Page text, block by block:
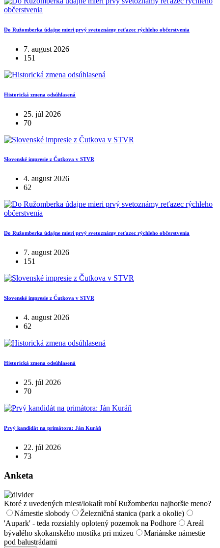
Do Ružomberka údajne mieri prvý svetoznámy reťazec rýchleho občerstvenia
7. august 2026
151
Historická zmena odsúhlasená
25. júl 2026
70
Slovenské impresie z Čutkova v STVR
4. august 2026
62
Do Ružomberka údajne mieri prvý svetoznámy reťazec rýchleho občerstvenia
7. august 2026
151
Slovenské impresie z Čutkova v STVR
4. august 2026
62
Historická zmena odsúhlasená
25. júl 2026
70
Prvý kandidát na primátora: Ján Kuráň
22. júl 2026
73
Anketa
Ktoré z uvedených miest/lokalít robí Ružomberku najhoršie meno?
Námestie slobody
Železničná stanica (park a okolie)
'Aupark' - teda rozsiahly oplotený pozemok na Podhore
Areál
bývalého skokanského mostíka pri múzeu
Mariánske námestie
pod balustrádami